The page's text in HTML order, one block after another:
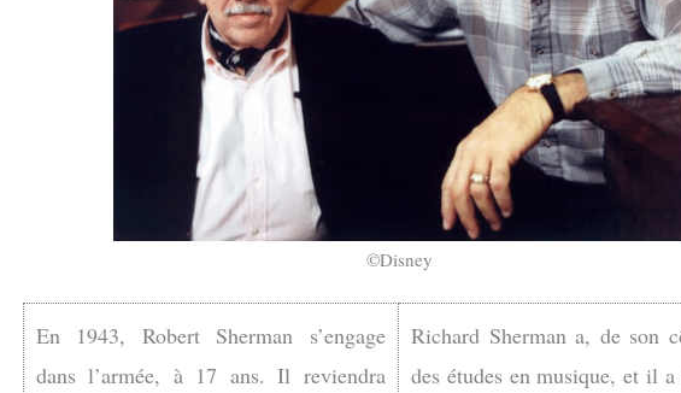
©Disney
En 1943, Robert Sherman s’engage
dans l’armée, à 17 ans. Il reviendra
Richard Sherman a, de son
des études en musique, et il